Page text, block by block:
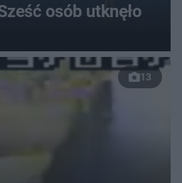
osób utknęło
13